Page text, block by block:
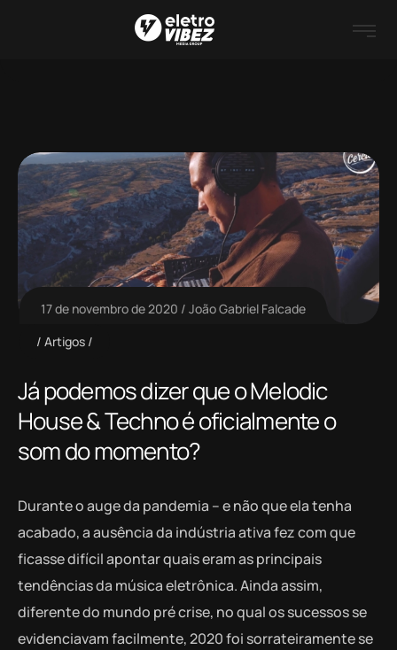
17 de novembro de 2020
João Gabriel Falcade
Artigos
Já podemos dizer que o Melodic
House & Techno é oficialmente o
som do momento?
Durante o auge da pandemia – e não que ela tenha
acabado, a ausência da indústria ativa fez com que
ficasse difícil apontar quais eram as principais
tendências da música eletrônica. Ainda assim,
diferente do mundo pré crise, no qual os sucessos se
evidenciavam facilmente, 2020 foi sorrateiramente se